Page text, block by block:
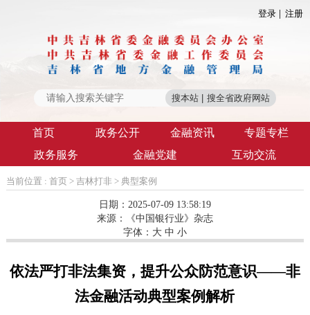
登录 注册
首页 政务公开 金融资讯
专题专栏
政务服务
金融党建 互动交流
当前位置 : 首页 > 吉林打非> 典型案例
日期：2025-07-09 13:58:19
来源：
《中国银行业》杂志
字体： 大 中 小
依法严打非法集资，提升公众防范意识——非
法金融活动典型案例解析